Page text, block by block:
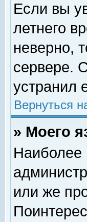
Если вы
летнего
неверно,
сервере.
устранил
Вернуться
» Моего
Наиболее
или же